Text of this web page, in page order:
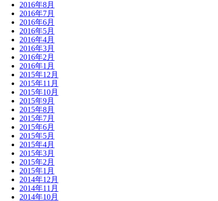
2016年8月
2016年7月
2016年6月
2016年5月
2016年4月
2016年3月
2016年2月
2016年1月
2015年12月
2015年11月
2015年10月
2015年9月
2015年8月
2015年7月
2015年6月
2015年5月
2015年4月
2015年3月
2015年2月
2015年1月
2014年12月
2014年11月
2014年10月